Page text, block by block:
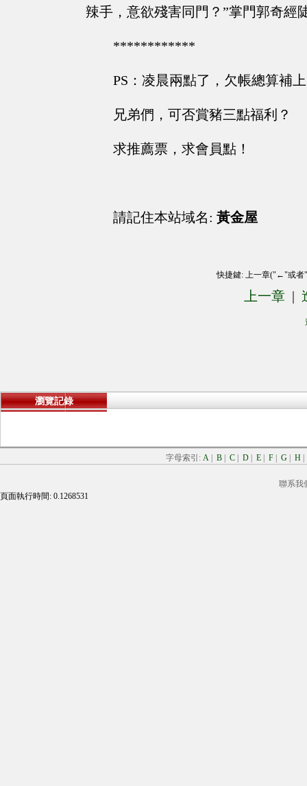
辣手，意欲殘害同門？”掌門郭奇經
************
PS：凌晨兩點了，欠帳總算補
兄弟們，可否賞豬三點福利？
求推薦票，求會員點！
請記住本站域名: 黃金屋
快捷鍵: 上一章("←"或
上一章 |
瀏覽記錄
字母索引: A B C D E F G H
聯系我
頁面執行時間: 0.1268531